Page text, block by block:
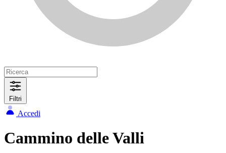
Filtri
Accedi
Cammino delle Valli